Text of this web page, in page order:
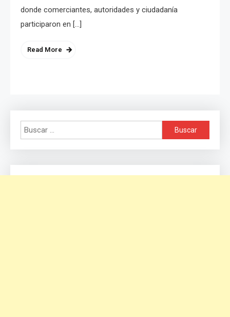
donde comerciantes, autoridades y ciudadanía
participaron en […]
Read More
Buscar: